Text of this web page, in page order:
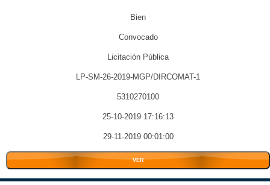
Bien
Convocado
Licitación Pública
LP-SM-26-2019-MGP/DIRCOMAT-1
5310270100
25-10-2019 17:16:13
29-11-2019 00:01:00
VER